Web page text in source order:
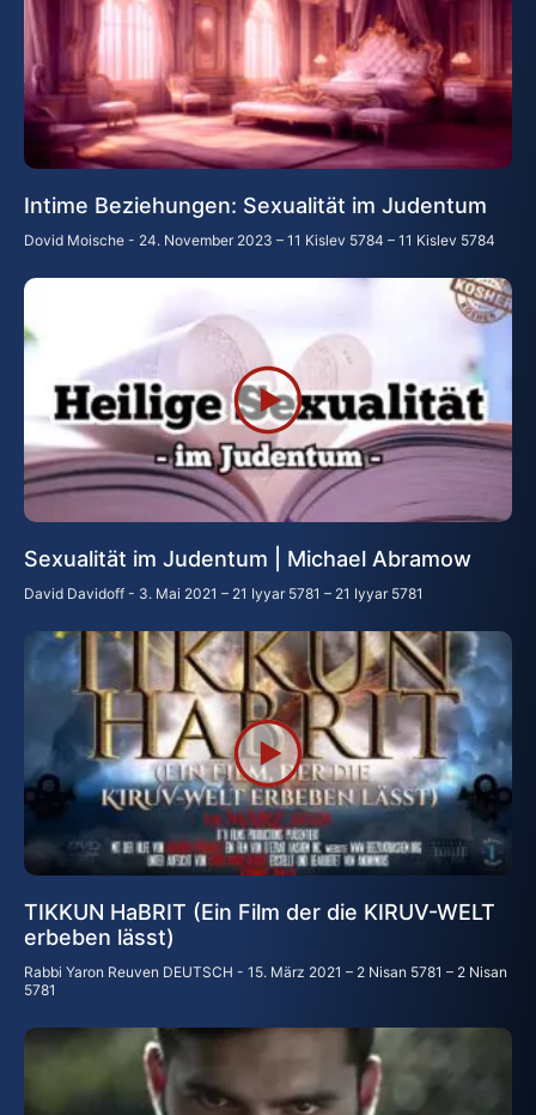
Intime Beziehungen: Sexualität im Judentum
Dovid Moische 24. November 2023 – 11 Kislev 5784 – 11 Kislev 5784
Sexualität im Judentum | Michael Abramow
David Davidoff 3. Mai 2021 – 21 Iyyar 5781 – 21 Iyyar 5781
TIKKUN HaBRIT (Ein Film der die KIRUV-WELT
erbeben lässt)
Rabbi Yaron Reuven DEUTSCH
15. März 2021 – 2 Nisan 5781 – 2 Nisan
5781